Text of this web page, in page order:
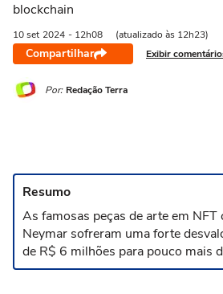
blockchain
10 set 2024 - 12h08 (atualizado às 12h23)
Compartilhar Exibir
Por: Redação Terra
Resumo
As famosas peças de arte em
Neymar sofreram uma forte
de R$ 6 milhões para pouco mais